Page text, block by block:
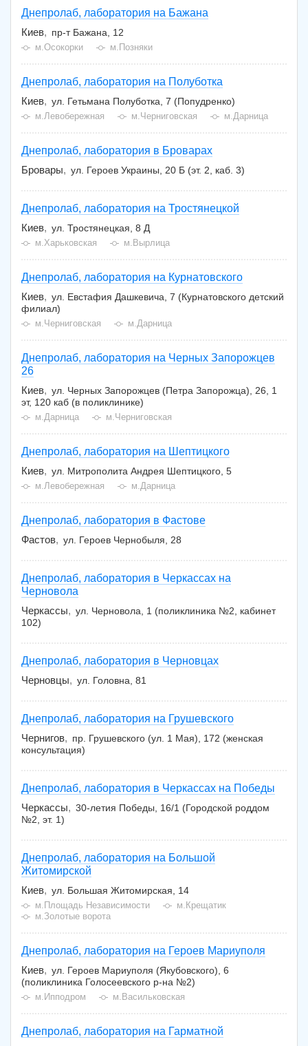
Днепролаб, лаборатория на Бажана
Киев
пр-т Бажана, 12
м.Осокорки м.Позняки
Днепролаб, лаборатория на Полуботка
Киев
ул. Гетьмана Полуботка, 7 (Попудренко)
м.Левобережная м.Черниговская м.Дарница
Днепролаб, лаборатория в Броварах
Бровары
ул. Героев Украины, 20 Б (эт. 2, каб. 3)
Днепролаб, лаборатория на Тростянецкой
Киев
ул. Тростянецкая, 8 Д
м.Харьковская м.Вырлица
Днепролаб, лаборатория на Курнатовского
Киев
ул. Евстафия Дашкевича, 7 (Курнатовского детский
филиал)
м.Черниговская м.Дарница
Днепролаб, лаборатория на Черных Запорожцев
26
Киев
ул. Черных Запорожцев (Петра Запорожца), 26, 1
эт, 120 каб (в поликлинике)
м.Дарница м.Черниговская
Днепролаб, лаборатория на Шептицкого
Киев
ул. Митрополита Андрея Шептицкого, 5
м.Левобережная м.Дарница
Днепролаб, лаборатория в Фастове
Фастов
ул. Героев Чернобыля, 28
Днепролаб, лаборатория в Черкассах на
Черновола
Черкассы
ул. Черновола, 1 (поликлиника №2, кабинет
102)
Днепролаб, лаборатория в Черновцах
Черновцы
ул. Головна, 81
Днепролаб, лаборатория на Грушевского
Чернигов
пр. Грушевского (ул. 1 Мая), 172 (женская
консультация)
Днепролаб, лаборатория в Черкассах на Победы
Черкассы
30-летия Победы, 16/1 (Городской роддом
№2, эт. 1)
Днепролаб, лаборатория на Большой
Житомирской
Киев
ул. Большая Житомирская, 14
м.Площадь Независимости
м.Крещатик
м.Золотые ворота
Днепролаб, лаборатория на Героев Мариуполя
Киев
ул. Героев Мариуполя (Якубовского), 6
(поликлиника Голосеевского р-на №2)
м.Ипподром м.Васильковская
Днепролаб, лаборатория на Гарматной